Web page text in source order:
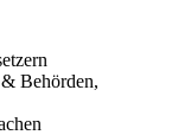
Behörden,